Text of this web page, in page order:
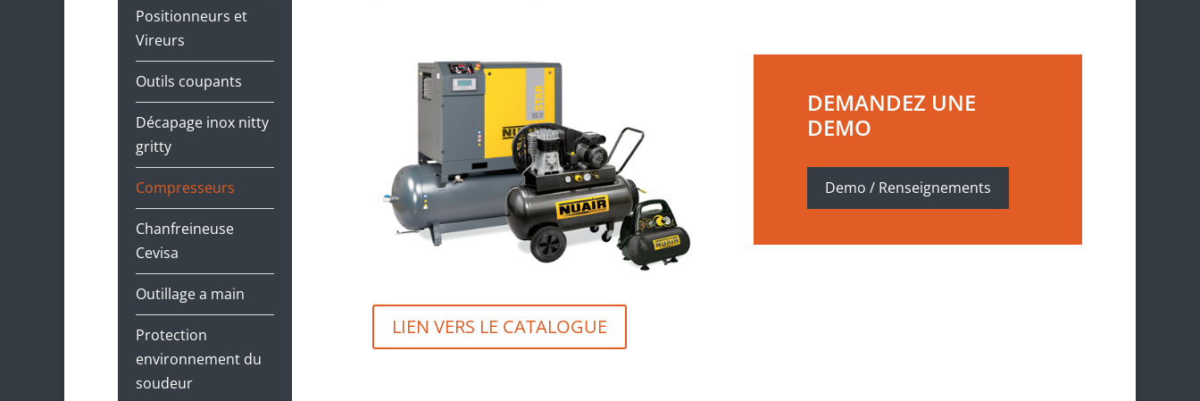
Positionneurs et
Vireurs
Outils coupants
Décapage inox nitty
gritty
Compresseurs
Chanfreineuse
Cevisa
Outillage a main
Protection
environnement du
soudeur
LIEN VERS LE CATALOGUE
DEMANDEZ UNE
DEMO
Demo / Renseignements